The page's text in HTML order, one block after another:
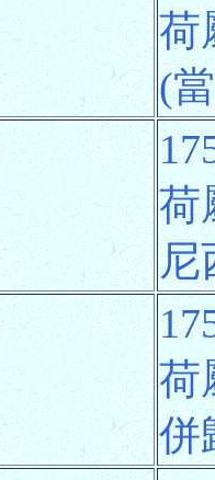
荷
(
荷
尼
荷
併